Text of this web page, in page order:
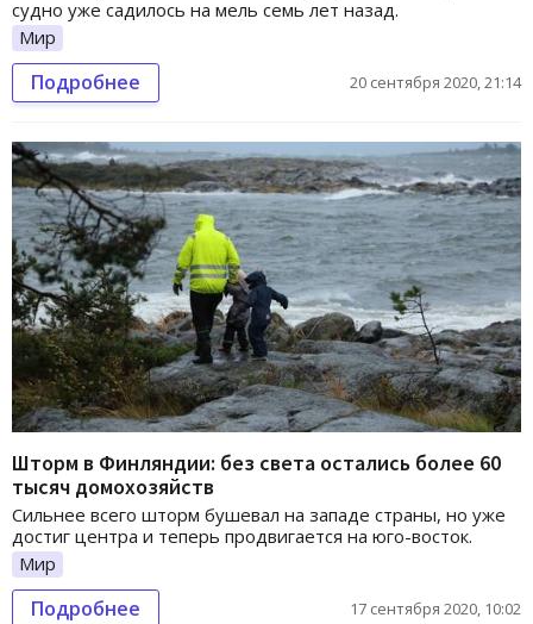
судно уже садилось на мель семь лет назад.
Мир
Подробнее 20 сентября 2020, 21:14
Шторм в Финляндии: без света остались более 60
тысяч домохозяйств
Сильнее всего шторм бушевал на западе страны, но уже
достиг центра и теперь продвигается на юго-восток.
Мир
Подробнее 17 сентября 2020, 10:02